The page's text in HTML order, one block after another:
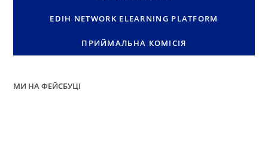
EDIH NETWORK ELEARNING PLATFORM
ПРИЙМАЛЬНА КОМІСІЯ
МИ НА ФЕЙСБУЦІ